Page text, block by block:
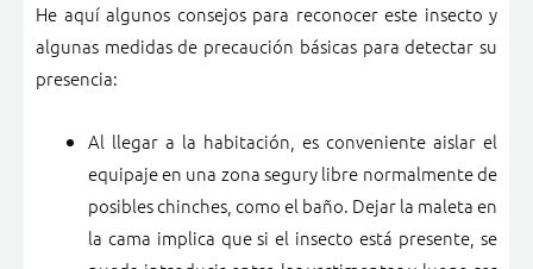
He aquí algunos consejos para reconocer este insecto y
algunas medidas de precaución básicas para detectar su
presencia:
Al llegar a la habitación, es conveniente aislar el
equipaje en una zona segury libre normalmente de
posibles chinches, como el baño. Dejar la maleta en
la cama implica que si el insecto está presente, se